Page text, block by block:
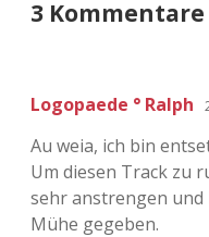
3 Kommentare
Logopaede ° Ralph
Au weia, ich bin
Um diesen Track zu
sehr anstrengen
Mühe gegeben.